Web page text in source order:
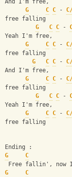
And I'm
G
C C -
free falling
G
C C -
Yeah I'm free,
G
C C -
free falling
G
C C -
And I'm
G
C C -
free falling
G
C C -
Yeah I'm free,
G
C C -
free falling
Ending :
G
C
Free fallin',
G
C